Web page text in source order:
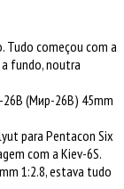
Tudo começou com a
fundo, noutra
(Мир-26B) 45mm
para Pentacon Six
com a Kiev-6S.
1:2.8, estava tudo